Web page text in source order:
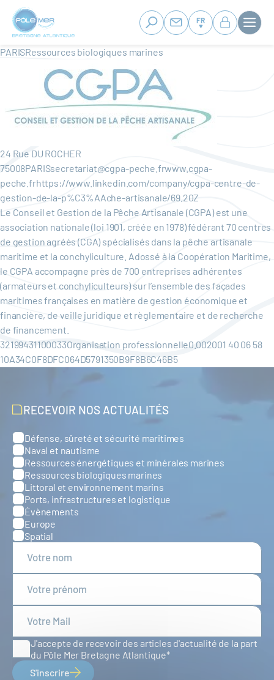
Panneau de gestion des cookies
Aller
contenu
principal
FR
PARISRessources biologiques marines
24 Rue DU ROCHER
75008PARISsecretariat@cgpa-peche.frwww.cgpa-
peche.frhttps://www.linkedin.com/company/cgpa-centre-de-
gestion-de-la-p%C3%AAche-artisanale/69.20Z
Le Conseil et Gestion de la Pêche Artisanale (CGPA) est une
association nationale (loi 1901, créée en 1978) fédérant 70 centres
de gestion agréés (CGA) spécialisés dans la pêche artisanale
maritime et la conchyliculture. Adossé à la Coopération Maritime,
le CGPA accompagne près de 700 entreprises adhérentes
(armateurs et conchyliculteurs) sur l’ensemble des façades
maritimes françaises en matière de gestion économique et
financière, de veille juridique et règlementaire et de recherche
de financement.
32199431100033Organisation professionnelle0.002001 40 06 58
10A34C0F8DFC064D5791350B9F8B6C46B5
RECEVOIR NOS ACTUALITÉS
Catégories
Défense, sûreté et sécurité maritimes
Naval et nautisme
Ressources énergétiques et minérales marines
Ressources biologiques marines
Littoral et environnement marins
Ports, infrastructures et logistique
Évènements
Europe
Spatial
J'accepte de recevoir des articles d'actualité de la part
du Pôle Mer Bretagne Atlantique
S'inscrire